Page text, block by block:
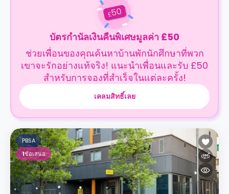
£50
บัตรกำนัลเงินคืนพิเศษมูลค่า £50
ช่วยเพื่อนของคุณค้นหาบ้านพักนักศึกษาที่พวก
เขาจะรักอย่างแท้จริง! แนะนำเพื่อนและรับ £50
สำหรับการจองที่สำเร็จในแต่ละครั้ง!
เคลมสิทธิ์เลย
PBSA
1ข้อเสนอ